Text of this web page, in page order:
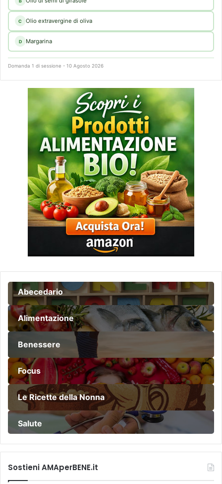
C Olio extravergine di oliva
D Margarina
Domanda 1 di sessione - 10 Agosto 2026
Abecedario
Alimentazione
Benessere
Focus
Le Ricette della Nonna
Salute
Sostieni AMAperBENE.it